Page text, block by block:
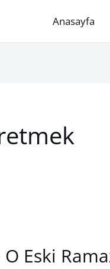
Anasayfa
Eski